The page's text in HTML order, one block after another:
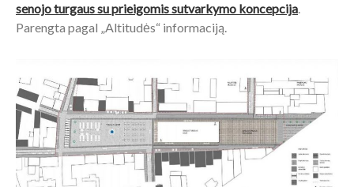
senojo turgaus su prieigomis sutvarkymo koncepcija.
Parengta pagal „Altitudės“ informaciją.